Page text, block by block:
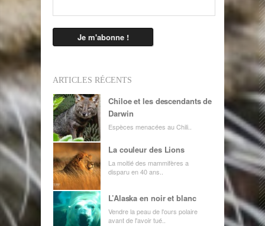
ARTICLES RÉCENTS
Chiloe et les descendants de
Darwin
Espèces menacées au Chili..
La couleur des Lions
La moitié des mammifères a
disparu en 40 ans..
L’Alaska en noir et blanc
Vendre la peau de l'ours polaire
avant de l'avoir tué..